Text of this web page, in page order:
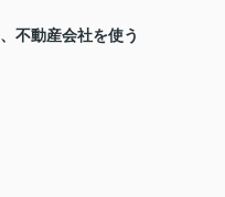
不動産会社を使う